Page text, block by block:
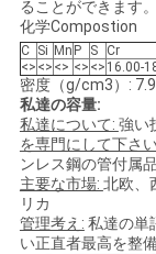
ることができます。
化学Compostion
C Si Mn P S Cr
<> <> <> <> <> 16.00-
密度（g/cm3）:
私達の容量:
私達について: 強い
を専門にして下さい
ンレス鋼の管付属品
主要な市場: 北欧、
リカ
管理考え: 私達の単
い正直者最高を整